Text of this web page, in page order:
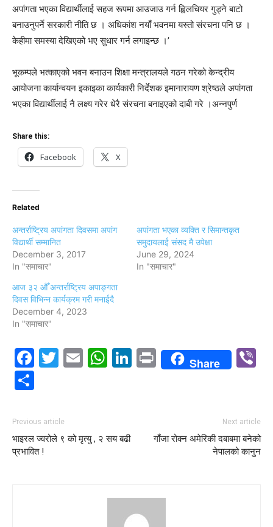
अपांगता भएका विद्यार्थीलाई सहज रूपमा आउजाउ गर्न ह्विलचियर गुड्ने बाटो
बनाउनुपर्ने सरकारी नीति छ । अधिकांश नयाँ भवनमा यस्तो संरचना पनि छ ।
केहीमा समस्या देखिएको भए सुधार गर्न लगाइन्छ ।’
भूकम्पले भत्काएको भवन बनाउन शिक्षा मन्त्रालयले गठन गरेको केन्द्रीय
आयोजना कार्यान्वयन इकाइका कार्यकारी निर्देशक इमानारायण श्रेष्ठले अपांगता
भएका विद्यार्थीलाई नै लक्ष्य गरेर धेरै संरचना बनाइएको दाबी गरे ।अन्नपुर्ण
Share this:
Facebook X
Related
अन्तर्राष्ट्रिय अपांगता दिवसमा अपांग
विद्यार्थी सम्मानित
December 3, 2017
In "समाचार"
अपांगता भएका व्यक्ति र सिमान्तकृत
समुदायलाई संसद मै उपेक्षा
June 29, 2024
In "समाचार"
आज ३२ औँ अन्तर्राष्ट्रिय अपाङ्गता
दिवस विभिन्न कार्यक्रम गरी मनाईदै
December 4, 2023
In "समाचार"
Facebook
Twitter
EmailWhatsApp
LinkedIn
PrintShare
Previous article
भाइरल ज्वरोले ९ को मृत्यु , २ सय बढी
प्रभावित !
Next article
गाँजा रोक्न अमेरिकी दबाबमा बनेको
नेपालको कानुन